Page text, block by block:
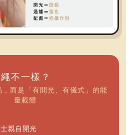
不一樣？
而是「有開光、有儀式」的能
量載體
親自開光